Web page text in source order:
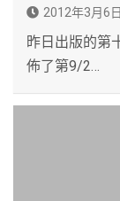
2012年3月6日
昨日出版的第
佈了第9/2…